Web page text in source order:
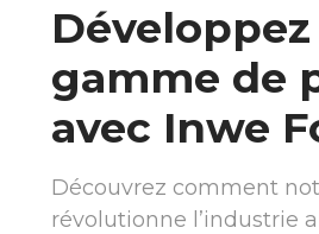
gamme de
avec Inwe
Découvrez comment
révolutionne l’industrie